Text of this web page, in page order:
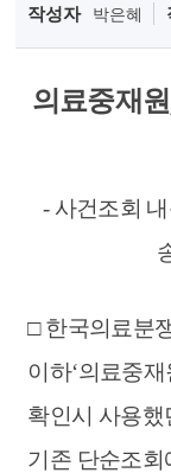
작성자 박은혜
의료중재
- 사건조회
□ 한국의료분
이하‘의료중
확인시 사용했
기존 단순조회